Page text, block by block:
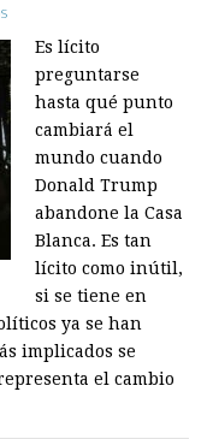
Es lícito
preguntarse
hasta qué punto
cambiará el
mundo cuando
Donald Trump
abandone la Casa
Blanca. Es tan
lícito como inútil,
si se tiene en
ya se han
implicados se
el cambio